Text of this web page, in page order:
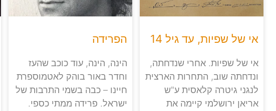
אי של שפיות, עד גיל 14
אי של שפיות. אחרי שנדחתה,
ונדחתה שוב, התחרות הארצית
לנגני גיטרה קלאסית ע"ש
אריאן ירושלמי קיימה את
הפרידה
הינה, הינה, עוד כוכב שהעז
וחדר באור בוהק לאטמוספרת
חיינו – כבה בשמי התרבות של
ישראל. פרידה ממתי כספי.